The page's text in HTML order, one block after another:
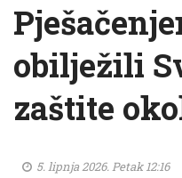
obilježili
zaštite
5. lipnja 2026. Petak 12:16